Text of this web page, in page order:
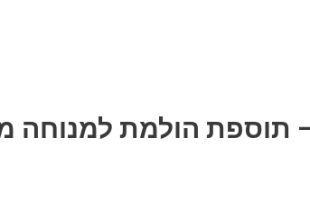
– תוספת הולמת למנוחה